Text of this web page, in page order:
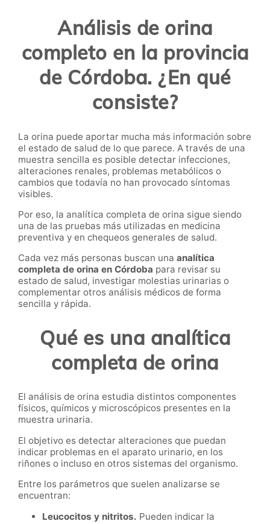
Análisis de orina
completo en la provincia
de Córdoba. ¿En qué
consiste?
La orina puede aportar mucha más información sobre
el estado de salud de lo que parece. A través de una
muestra sencilla es posible detectar infecciones,
alteraciones renales, problemas metabólicos o
cambios que todavía no han provocado síntomas
visibles.
Por eso, la analítica completa de orina sigue siendo
una de las pruebas más utilizadas en medicina
preventiva y en chequeos generales de salud.
Cada vez más personas buscan una analítica
completa de orina en Córdoba para revisar su
estado de salud, investigar molestias urinarias o
complementar otros análisis médicos de forma
sencilla y rápida.
Qué es una analítica
completa de orina
El análisis de orina estudia distintos componentes
físicos, químicos y microscópicos presentes en la
muestra urinaria.
El objetivo es detectar alteraciones que puedan
indicar problemas en el aparato urinario, en los
riñones o incluso en otros sistemas del organismo.
Entre los parámetros que suelen analizarse se
encuentran:
Leucocitos y nitritos. Pueden indicar la